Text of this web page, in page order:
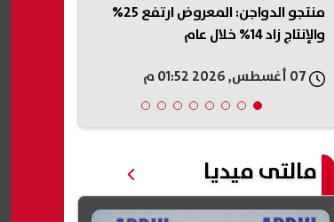
منتجو الدواجن: المعروض ارتفع 25%
والإنتاج زاد 14% خلال عام
مالتى ميديا